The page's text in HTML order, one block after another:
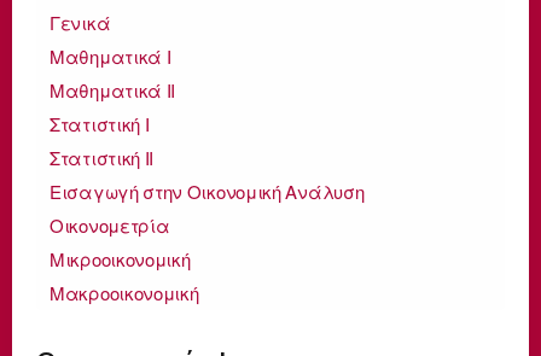
Γενικά
Μαθηματικά Ι
Μαθηματικά ΙΙ
Στατιστική Ι
Στατιστική ΙΙ
Εισαγωγή στην Οικονομική Ανάλυση
Οικονομετρία
Μικροοικονομική
Μακροοικονομική